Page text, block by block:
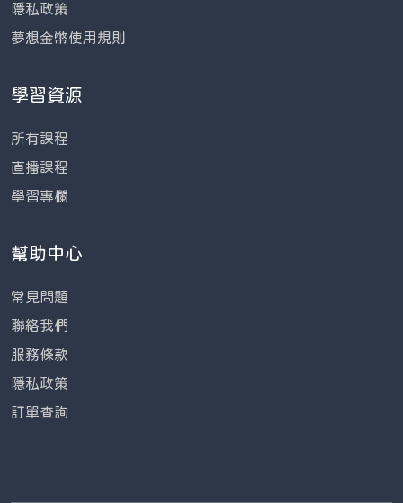
隱私政策
夢想金幣使用規則
學習資源
所有課程
直播課程
學習專欄
幫助中心
常見問題
聯絡我們
服務條款
隱私政策
訂單查詢